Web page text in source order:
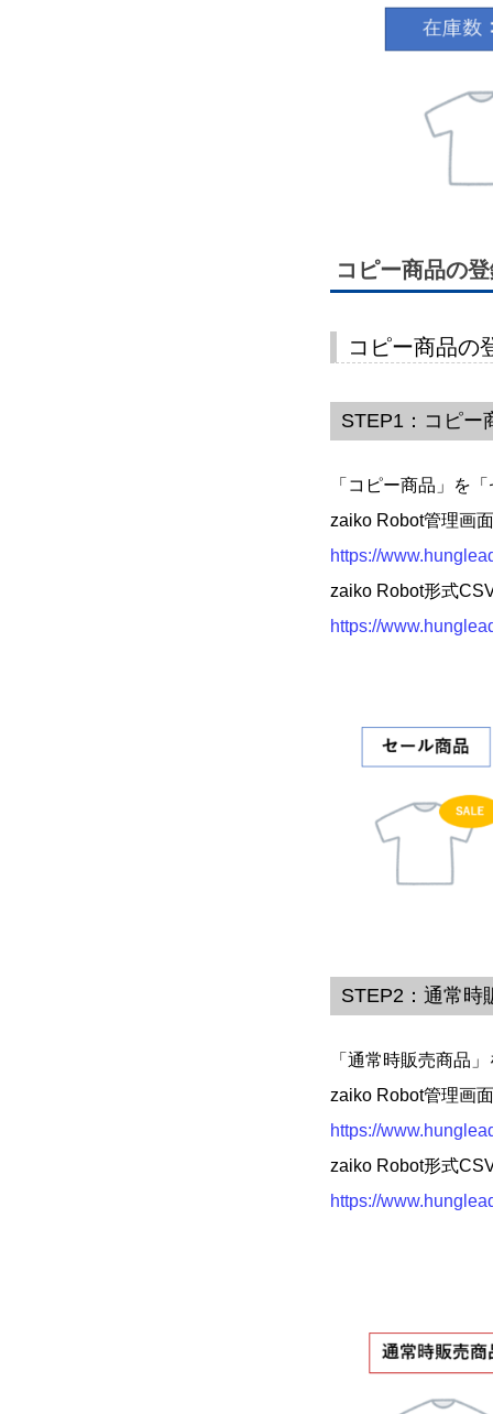
コピー商品の
コピー商品の
STEP1：コピー
「コピー商品」を
zaiko Robot管理画
https://
zaiko Robot形式
https://
STEP2：通常時
「通常時販売商品
zaiko Robot管理画
https://
zaiko Robot形式
https://